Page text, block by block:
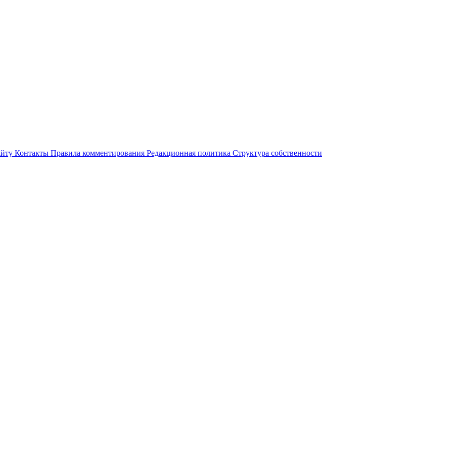
Контакты Правила комментирования Редакционная политика Структура собственности